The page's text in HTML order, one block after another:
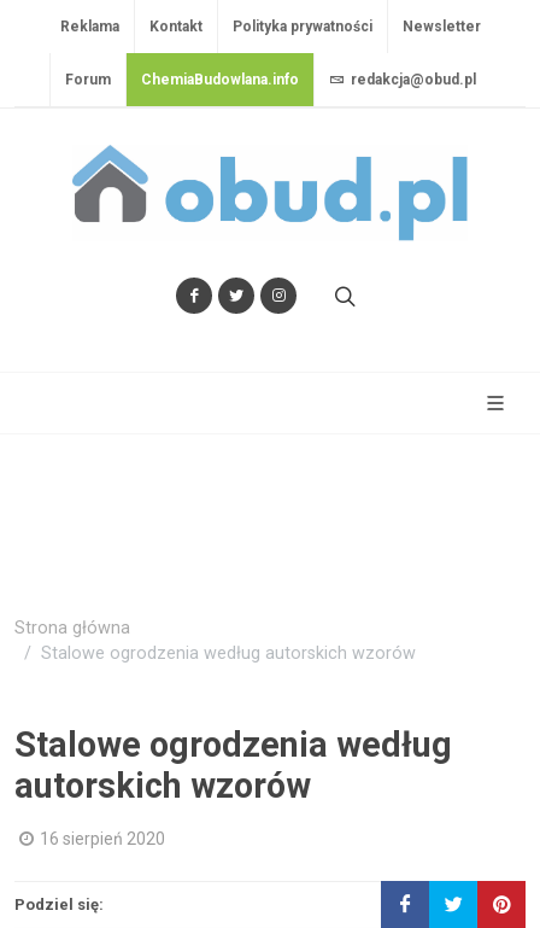
Reklama Kontakt Polityka prywatności Newsletter
Forum ChemiaBudowlana.info redakcja@obud.pl
Strona główna
Stalowe ogrodzenia według autorskich wzorów
Stalowe ogrodzenia według
autorskich wzorów
16 sierpień 2020
Podziel się: